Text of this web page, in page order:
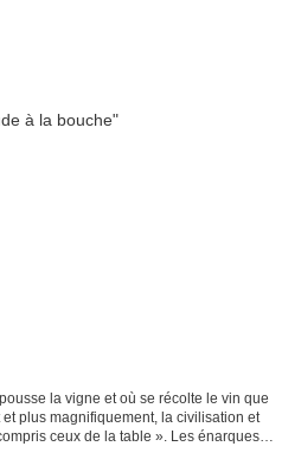
la vigne et où se récolte le vin que
plus magnifiquement, la civilisation et
ceux de la table ». Les énarques